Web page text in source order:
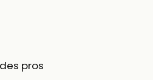
pros